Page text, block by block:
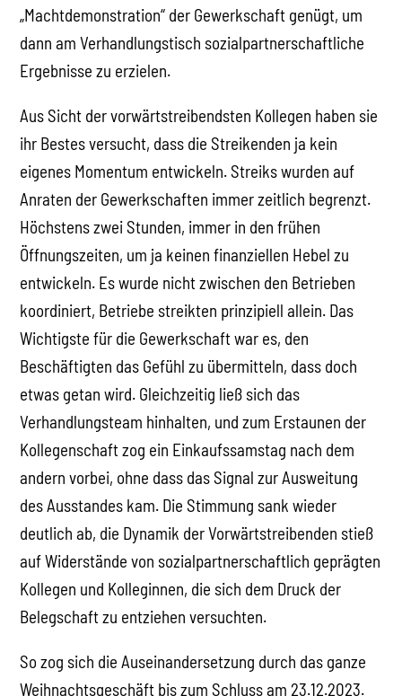
„Machtdemonstration“ der Gewerkschaft genügt, um
dann am Verhandlungstisch sozialpartnerschaftliche
Ergebnisse zu erzielen.
Aus Sicht der vorwärtstreibendsten Kollegen haben sie
ihr Bestes versucht, dass die Streikenden ja kein
eigenes Momentum entwickeln. Streiks wurden auf
Anraten der Gewerkschaften immer zeitlich begrenzt.
Höchstens zwei Stunden, immer in den frühen
Öffnungszeiten, um ja keinen finanziellen Hebel zu
entwickeln. Es wurde nicht zwischen den Betrieben
koordiniert, Betriebe streikten prinzipiell allein. Das
Wichtigste für die Gewerkschaft war es, den
Beschäftigten das Gefühl zu übermitteln, dass doch
etwas getan wird. Gleichzeitig ließ sich das
Verhandlungsteam hinhalten, und zum Erstaunen der
Kollegenschaft zog ein Einkaufssamstag nach dem
andern vorbei, ohne dass das Signal zur Ausweitung
des Ausstandes kam. Die Stimmung sank wieder
deutlich ab, die Dynamik der Vorwärtstreibenden stieß
auf Widerstände von sozialpartnerschaftlich geprägten
Kollegen und Kolleginnen, die sich dem Druck der
Belegschaft zu entziehen versuchten.
So zog sich die Auseinandersetzung durch das ganze
Weihnachtsgeschäft bis zum Schluss am 23.12.2023.